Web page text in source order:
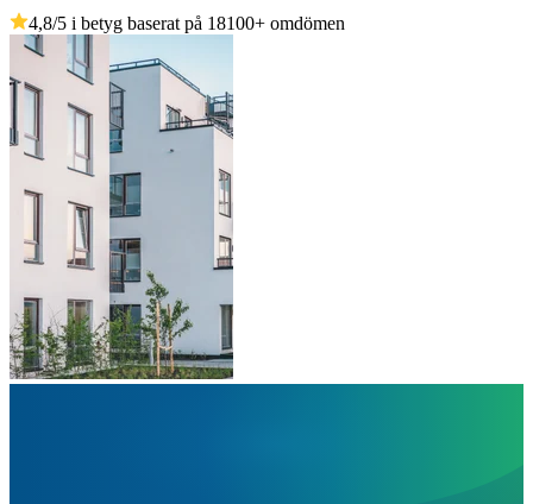
4,8/5 i betyg baserat på 18100+ omdömen